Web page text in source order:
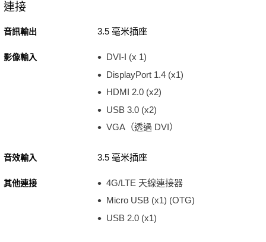
連接
音訊輸出 3.5 毫米插座
影像輸入
DVI-I (x 1)
DisplayPort 1.4 (x1)
HDMI 2.0 (x2)
USB 3.0 (x2)
VGA（透過 DVI）
音效輸入 3.5 毫米插座
其他連接
4G/LTE 天線連接器
Micro USB (x1) (OTG)
USB 2.0 (x1)